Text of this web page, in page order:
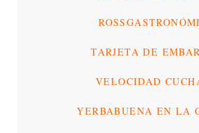
TARJETA DE
VELOCIDAD
YERBABUENA EN LA